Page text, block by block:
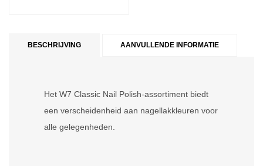
BESCHRIJVING AANVULLENDE INFORMATIE
Het W7 Classic Nail Polish-assortiment biedt
een verscheidenheid aan nagellakkleuren voor
alle gelegenheden.